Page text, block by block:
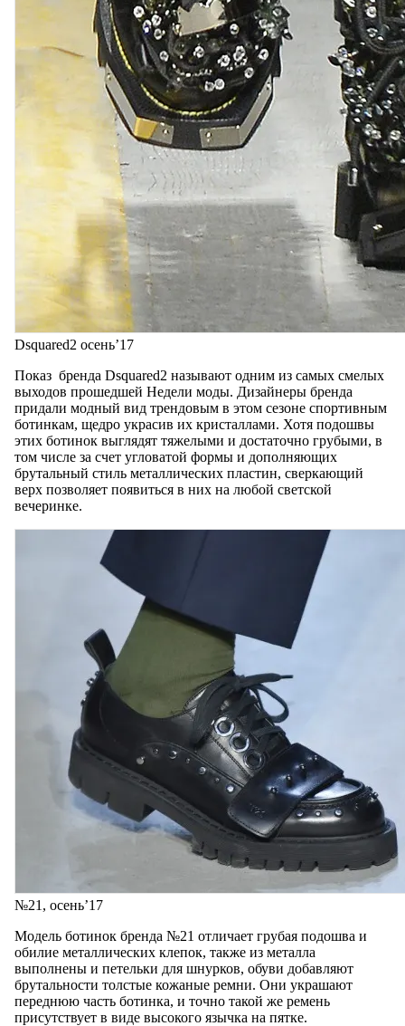
Dsquared2 осень’17
Показ бренда Dsquared2 называют одним из самых смелых
выходов прошедшей Недели моды. Дизайнеры бренда
придали модный вид трендовым в этом сезоне спортивным
ботинкам, щедро украсив их кристаллами. Хотя подошвы
этих ботинок выглядят тяжелыми и достаточно грубыми, в
том числе за счет угловатой формы и дополняющих
брутальный стиль металлических пластин, сверкающий
верх позволяет появиться в них на любой светской
вечеринке.
№21, осень’17
Модель ботинок бренда №21 отличает грубая подошва и
обилие металлических клепок, также из металла
выполнены и петельки для шнурков, обуви добавляют
брутальности толстые кожаные ремни. Они украшают
переднюю часть ботинка, и точно такой же ремень
присутствует в виде высокого язычка на пятке.